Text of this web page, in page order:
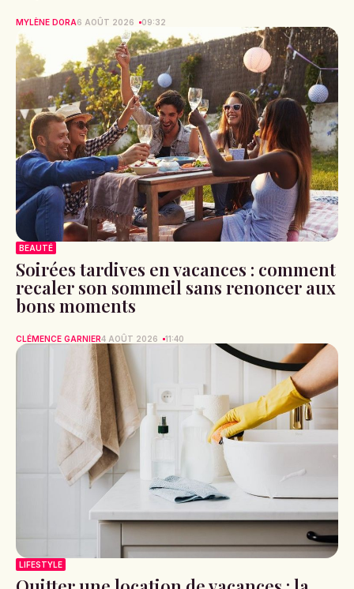
MYLÈNE DORA6 AOÛT 2026 09:32
BEAUTÉ
Soirées tardives en vacances : comment
recaler son sommeil sans renoncer aux
bons moments
CLÉMENCE GARNIER4 AOÛT 2026 11:40
LIFESTYLE